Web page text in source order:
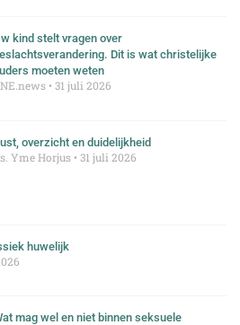
kind stelt vragen over
Dit is wat christelijke
moeten weten
31 juli 2026
overzicht en duidelijkheid
Yme Horjus 31 juli 2026
huwelijk
mag wel en niet binnen seksuele